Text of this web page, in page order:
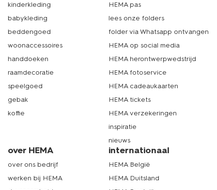
kinderkleding
babykleding
beddengoed
woonaccessoires
handdoeken
raamdecoratie
speelgoed
gebak
koffie
HEMA pas
lees onze folders
folder via Whatsapp ontvangen
HEMA op social media
HEMA herontwerpwedstrijd
HEMA fotoservice
HEMA cadeaukaarten
HEMA tickets
HEMA verzekeringen
inspiratie
nieuws
over HEMA
over ons bedrijf
werken bij HEMA
internationaal
HEMA België
HEMA Duitsland